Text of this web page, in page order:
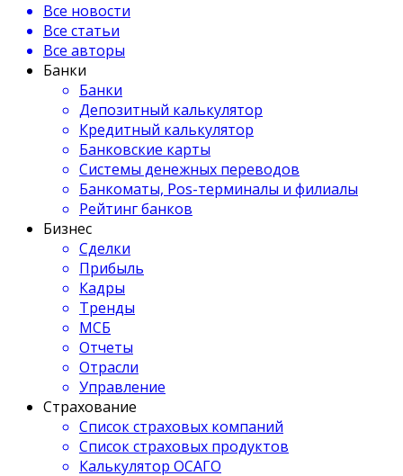
Все новости
Все статьи
Все авторы
Банки
Банки
Депозитный калькулятор
Кредитный калькулятор
Банковские карты
Системы денежных переводов
Банкоматы, Pos-терминалы и филиалы
Рейтинг банков
Бизнес
Сделки
Прибыль
Кадры
Тренды
МСБ
Отчеты
Отрасли
Управление
Страхование
Список страховых компаний
Список страховых продуктов
Калькулятор ОСАГО